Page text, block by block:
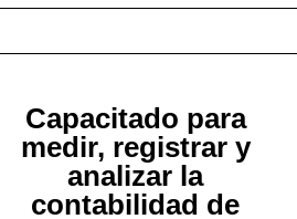
Capacitado para
medir, registrar y
analizar la
contabilidad de